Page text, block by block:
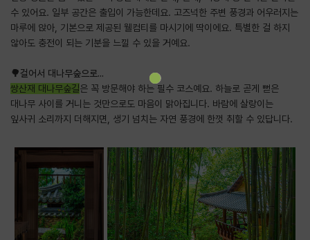
수 있어요. 일부 공간은 출입이 가능한데요. 고즈넉한 주변 풍경과 어우러지는
마루에 앉아, 기본으로 제공된 웰컴티를 마시기에 딱이에요. 특별한 걸 하지
않아도 충전이 되는 기분을 느낄 수 있을 거예요.
🌳걸어서 대나무숲으로...
쌍산재 대나무숲길은 꼭 방문해야 하는 필수 코스예요. 하늘로 곧게 뻗은
대나무 사이를 거니는 것만으로도 마음이 맑아집니다. 바람에 살랑이는
잎사귀 소리까지 더해지면, 생기 넘치는 자연 풍경에 한껏 취할 수 있답니다.